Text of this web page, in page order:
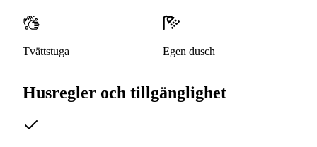
Tvättstuga Egen dusch
Husregler och tillgänglighet